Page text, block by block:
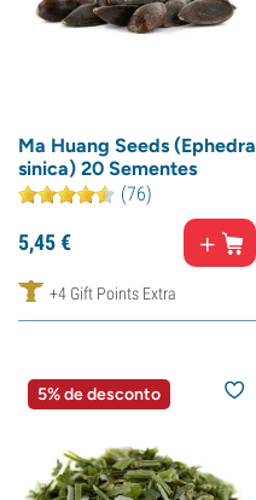
Ma Huang Seeds (Ephedra
sinica) 20 Sementes
(76)
5,45€
+4 Gift Points Extra
5% de desconto